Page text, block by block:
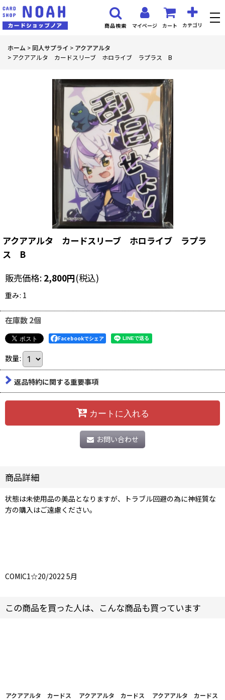
マイページ カート カテゴリ
商品検索
ホーム > 同人サプライ > アクアアルタ
> アクアアルタ カードスリーブ ホロライブ ラプラス B
アクアアルタ カードスリーブ ホロライブ ラプラ
ス B
販売価格: 2,800円(税込)
重み: 1
在庫数 2個
Facebookでシェア
数量:
返品特約に関する重要事項
カートに入れる
お問い合わせ
商品詳細
状態は未使用品の美品となりますが、トラブル回避の為に神経質な
方の購入はご遠慮ください。
COMIC1☆20/2022 5月
この商品を買った人は、こんな商品も買っています
アクアアルタ カードス
アクアアルタ カードス
アクアアルタ カードス